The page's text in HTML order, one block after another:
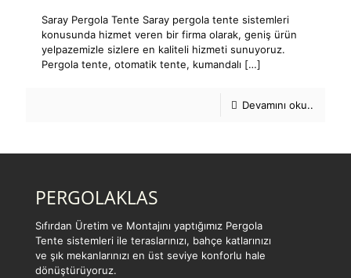
Saray Pergola Tente Saray pergola tente sistemleri
konusunda hizmet veren bir firma olarak, geniş ürün
yelpazemizle sizlere en kaliteli hizmeti sunuyoruz.
Pergola tente, otomatik tente, kumandalı […]
Devamını oku..
PERGOLAKLAS
Sıfırdan Üretim ve Montajını yaptığımız Pergola
Tente sistemleri ile teraslarınızı, bahçe katlarınızı
ve şık mekanlarınızı en üst seviye konforlu hale
dönüştürüyoruz.